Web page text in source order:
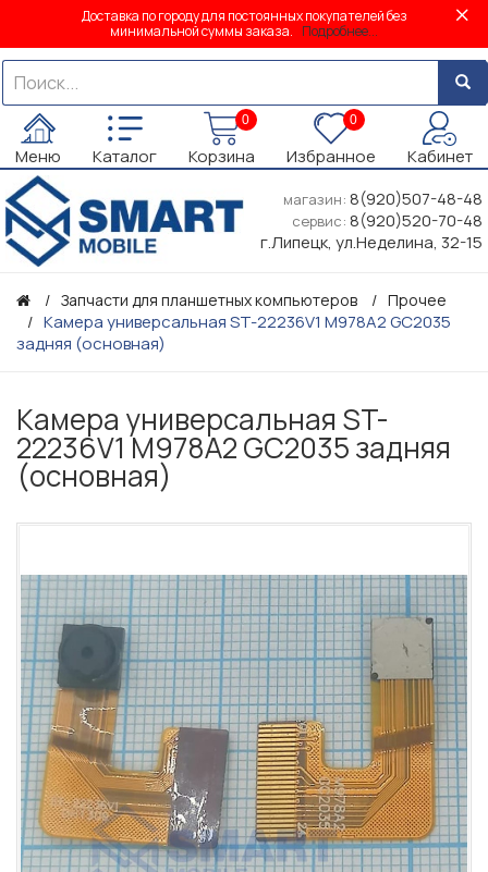
Доставка по городу для постоянных покупателей без
минимальной суммы заказа. Подробнее...
Меню Каталог
0
Корзина
0
Избранное Кабинет
магазин: 8(920)507-48-48
сервис: 8(920)520-70-48
г.Липецк, ул.Неделина, 32-15
Запчасти для планшетных компьютеров Прочее
Камера универсальная ST-22236V1 M978A2 GC2035
задняя (основная)
Камера универсальная ST-
22236V1 M978A2 GC2035 задняя
(основная)